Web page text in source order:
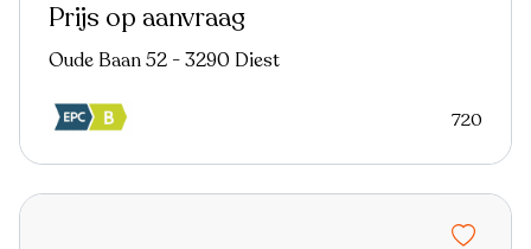
Prijs op aanvraag
Oude Baan 52 - 3290 Diest
720